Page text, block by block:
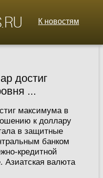
К новостям
достиг
...
максимума в
к доллару
в защитные
банком
кредитной
Азиатская валюта